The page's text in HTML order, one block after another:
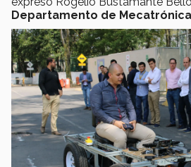
Departamento de Mecatrónica